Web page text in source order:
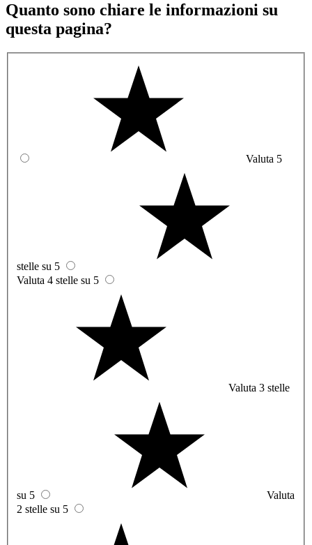
Quanto sono chiare le informazioni su
questa pagina?
Valuta 5
stelle su 5
Valuta 4 stelle su 5
Valuta 3 stelle
su 5
Valuta
2 stelle su 5